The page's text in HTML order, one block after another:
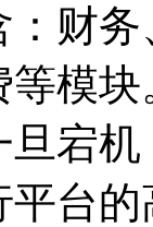
财
等模
宕
台